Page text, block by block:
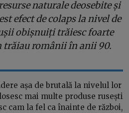
naturale deosebite și
efect de colaps la nivel de
obișnuiți trăiesc foarte
trăiau românii în anii 90.
așa de brutală la nivelul lor
mai multe produse rusești
cam la fel ca înainte de război,